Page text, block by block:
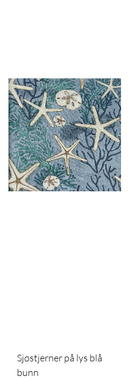
Sjøstjerner på lys blå
bunn